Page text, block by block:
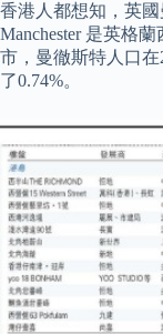
香港人都想知，英
Manchester 是英格
市，曼徹斯特人口在
了0.74%。